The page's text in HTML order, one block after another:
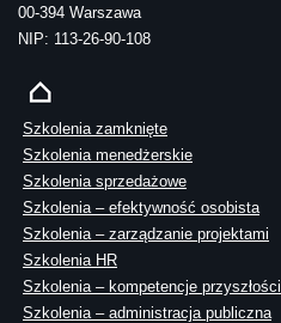
00-394 Warszawa
NIP: 113-26-90-108
Szkolenia zamknięte
Szkolenia menedżerskie
Szkolenia sprzedażowe
Szkolenia – efektywność osobista
Szkolenia – zarządzanie projektami
Szkolenia HR
Szkolenia – kompetencje przyszłości
Szkolenia – administracja publiczna